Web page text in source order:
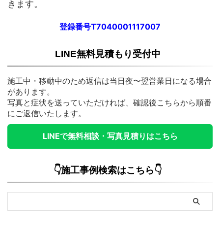
きます。
登録番号T7040001117007
LINE無料見積もり受付中
施工中・移動中のため返信は当日夜〜翌営業日になる場合
があります。
写真と症状を送っていただければ、確認後こちらから順番
にご返信いたします。
LINEで無料相談・写真見積りはこちら
👇施工事例検索はこちら👇